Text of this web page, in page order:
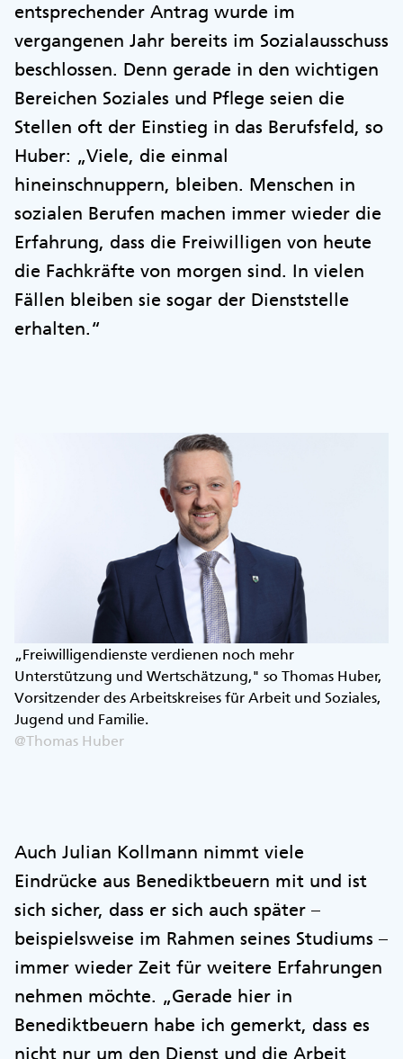
entsprechender Antrag wurde im
vergangenen Jahr bereits im Sozialausschuss
beschlossen. Denn gerade in den wichtigen
Bereichen Soziales und Pflege seien die
Stellen oft der Einstieg in das Berufsfeld, so
Huber: „Viele, die einmal
hineinschnuppern, bleiben. Menschen in
sozialen Berufen machen immer wieder die
Erfahrung, dass die Freiwilligen von heute
die Fachkräfte von morgen sind. In vielen
Fällen bleiben sie sogar der Dienststelle
erhalten.“
„Freiwilligendienste verdienen noch mehr
Unterstützung und Wertschätzung," so Thomas Huber,
Vorsitzender des Arbeitskreises für Arbeit und Soziales,
Jugend und Familie.
@Thomas Huber
Auch Julian Kollmann nimmt viele
Eindrücke aus Benediktbeuern mit und ist
sich sicher, dass er sich auch später –
beispielsweise im Rahmen seines Studiums –
immer wieder Zeit für weitere Erfahrungen
nehmen möchte. „Gerade hier in
Benediktbeuern habe ich gemerkt, dass es
nicht nur um den Dienst und die Arbeit